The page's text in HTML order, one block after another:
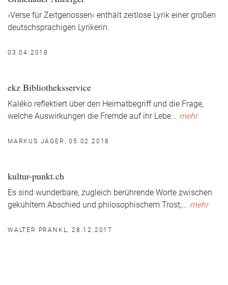
›Verse für Zeitgenossen‹ enthält zeitlose Lyrik einer großen
deutschsprachigen Lyrikerin.
03.04.2018
ekz Bibliotheksservice
Kaléko reflektiert über den Heimatbegriff und die Frage,
welche Auswirkungen die Fremde auf ihr Lebe... mehr
MARKUS JÄGER, 05.02.2018
kultur-punkt.ch
Es sind wunderbare, zugleich berührende Worte zwischen
gekühltem Abschied und philosophischem Trost,... mehr
WALTER PRANKL, 28.12.2017